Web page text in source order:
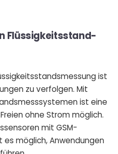
Flüssigkeitsstand-
ist
zu verfolgen. Mit
ist eine
ohne Strom möglich.
mit GSM-
möglich, Anwendungen